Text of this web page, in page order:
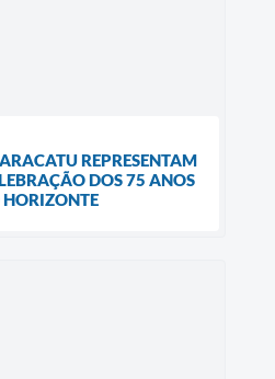
REPRESENTAM
DOS 75 ANOS
HORIZONTE